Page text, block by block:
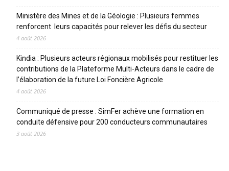
Ministère des Mines et de la Géologie : Plusieurs femmes
renforcent leurs capacités pour relever les défis du secteur
4 août 2026
Kindia : Plusieurs acteurs régionaux mobilisés pour restituer les
contributions de la Plateforme Multi-Acteurs dans le cadre de
l’élaboration de la future Loi Foncière Agricole
4 août 2026
Communiqué de presse : SimFer achève une formation en
conduite défensive pour 200 conducteurs communautaires
3 août 2026